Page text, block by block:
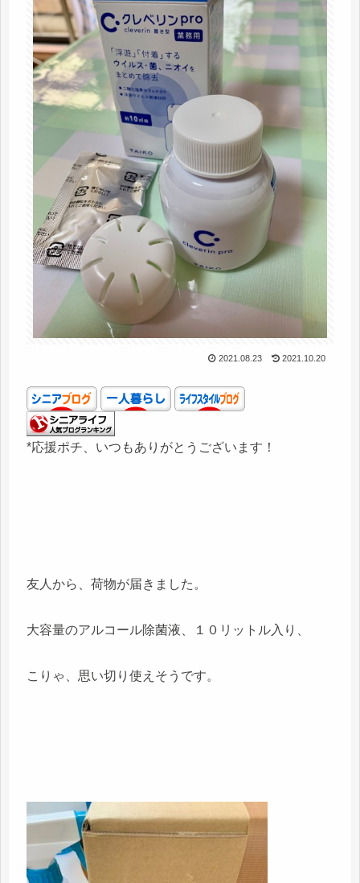
2021.08.23 2021.10.20
*応援ポチ、いつもありがとうございます！
友人から、荷物が届きました。
大容量のアルコール除菌液、１０リットル入り、
こりゃ、思い切り使えそうです。